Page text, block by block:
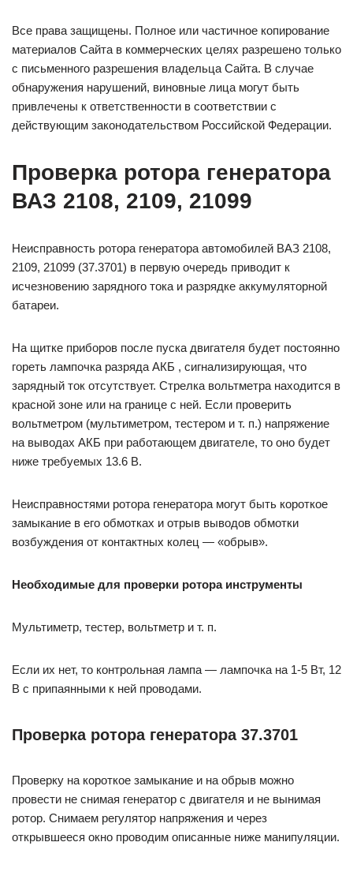
Все права защищены. Полное или частичное копирование
материалов Сайта в коммерческих целях разрешено только
с письменного разрешения владельца Сайта. В случае
обнаружения нарушений, виновные лица могут быть
привлечены к ответственности в соответствии с
действующим законодательством Российской Федерации.
Проверка ротора генератора
ВАЗ 2108, 2109, 21099
Неисправность ротора генератора автомобилей ВАЗ 2108,
2109, 21099 (37.3701) в первую очередь приводит к
исчезновению зарядного тока и разрядке аккумуляторной
батареи.
На щитке приборов после пуска двигателя будет постоянно
гореть лампочка разряда АКБ , сигнализирующая, что
зарядный ток отсутствует. Стрелка вольтметра находится в
красной зоне или на границе с ней. Если проверить
вольтметром (мультиметром, тестером и т. п.) напряжение
на выводах АКБ при работающем двигателе, то оно будет
ниже требуемых 13.6 В.
Неисправностями ротора генератора могут быть короткое
замыкание в его обмотках и отрыв выводов обмотки
возбуждения от контактных колец — «обрыв».
Необходимые для проверки ротора инструменты
Мультиметр, тестер, вольтметр и т. п.
Если их нет, то контрольная лампа — лампочка на 1-5 Вт, 12
В с припаянными к ней проводами.
Проверка ротора генератора 37.3701
Проверку на короткое замыкание и на обрыв можно
провести не снимая генератор с двигателя и не вынимая
ротор. Снимаем регулятор напряжения и через
открывшееся окно проводим описанные ниже манипуляции.